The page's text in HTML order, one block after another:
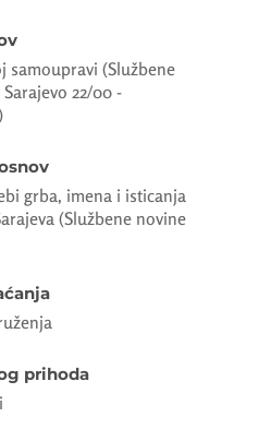
samoupravi (Službene
22/00 -
grba, imena i isticanja
(Službene novine
prihoda